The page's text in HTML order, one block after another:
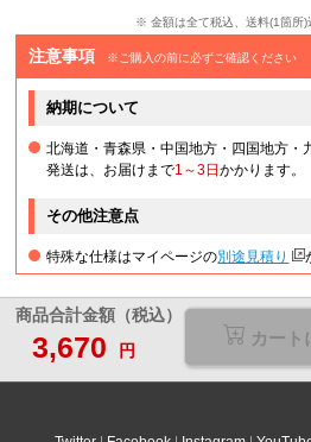
※ 金額は全て税込、送料(1箇所)
注意事項 ※ご購入の前に必ずご確認ください
納期について
北海道・青森県・中国地方・四国地方・
発送は、お届けまで1～3日かかります。
その他注意点
特殊な仕様はマイページの別途見積り
商品合計金額（税込）
3,670 円
カート
選択が必要な項